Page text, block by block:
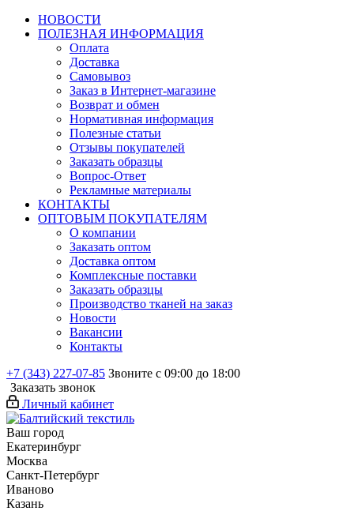
НОВОСТИ
ПОЛЕЗНАЯ ИНФОРМАЦИЯ
Оплата
Доставка
Самовывоз
Заказ в Интернет-магазине
Возврат и обмен
Нормативная информация
Полезные статьи
Отзывы покупателей
Заказать образцы
Вопрос-Ответ
Рекламные материалы
КОНТАКТЫ
ОПТОВЫМ ПОКУПАТЕЛЯМ
О компании
Заказать оптом
Доставка оптом
Комплексные поставки
Заказать образцы
Производство тканей на заказ
Новости
Вакансии
Контакты
+7 (343) 227-07-85 Звоните с 09:00 до 18:00
Заказать звонок
Личный кабинет
Ваш город
Екатеринбург
Москва
Санкт-Петербург
Иваново
Казань